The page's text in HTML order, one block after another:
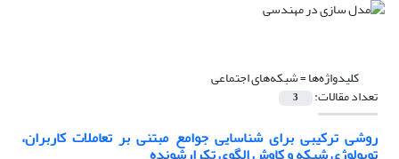
کلیدواژه‌ها =شبکه‌های اجتماعی
تعداد مقالات: 3
روشی ترکیبی برای شناسایی جوامع مبتنی بر تعاملات کاربران،